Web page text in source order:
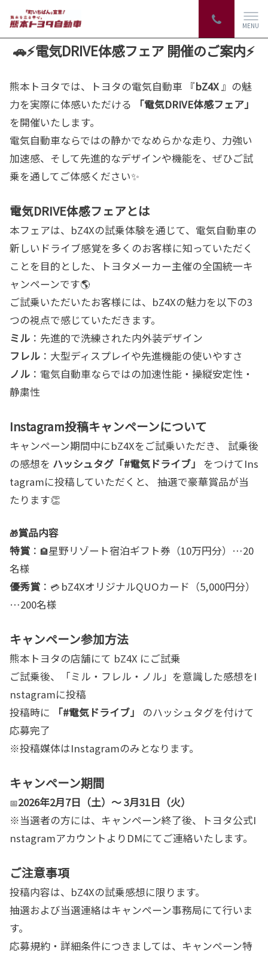
MENU
🚗⚡電気DRIVE体感フェア 開催のご案内⚡
熊本トヨタでは、トヨタの電気自動車 『bZ4X』の魅
力を実際に体感いただける
「電気DRIVE体感フェア」
を開催いたします。
電気自動車ならではの静かでなめらかな走り、力強い
加速感、そして先進的なデザインや機能を、ぜひご試
乗を通してご体感ください✨
電気DRIVE体感フェアとは
本フェアは、bZ4Xの試乗体験を通じて、電気自動車の
新しいドライブ感覚を多くのお客様に知っていただく
ことを目的とした、トヨタメーカー主催の全国統一キ
ャンペーンです🌎
ご試乗いただいたお客様には、bZ4Xの魅力を以下の3
つの視点で感じていただきます。
ミル ：先進的で洗練された内外装デザイン
フレル ：大型ディスプレイや先進機能の使いやすさ
ノル ：電気自動車ならではの加速性能・操縦安定性・
静粛性
Instagram投稿キャンペーンについて
キャンペーン期間中にbZ4Xをご試乗いただき、 試乗後
の感想を ハッシュタグ「#電気ドライブ」
をつけてIns
tagramに投稿していただくと、 抽選で豪華賞品が当
たります👏
🎁賞品内容
特賞 ： 🏨星野リゾート宿泊ギフト券（10万円分）…20
名様
優秀賞 ： 💳 bZ4XオリジナルQUOカード（5,000円分）
…200名様
キャンペーン参加方法
熊本トヨタの店舗にて bZ4X にご試乗
ご試乗後、「ミル・フレル・ノル」を意識した感想をI
nstagramに投稿
投稿時に
「#電気ドライブ」
のハッシュタグを付けて
応募完了
※投稿媒体はInstagramのみとなります。
キャンペーン期間
📅2026年2月7日（土）〜 3月31日（火）
※当選者の方には、キャンペーン終了後、トヨタ公式I
nstagramアカウントよりDMにてご連絡いたします。
ご注意事項
投稿内容は、bZ4Xの試乗感想に限ります。
抽選および当選連絡はキャンペーン事務局にて行いま
す。
応募規約・詳細条件につきましては、キャンペーン特